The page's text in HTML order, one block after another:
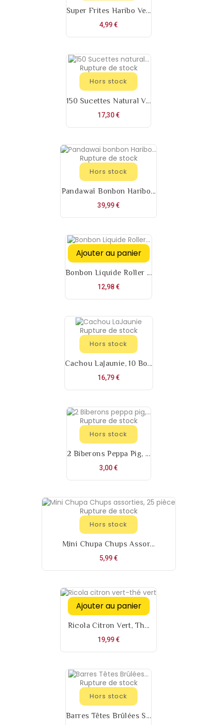
Super Frites Haribo Ve...
4,99 €Prix
Rupture de stock
Hors stock
150 Sucettes Natural V...
17,30 €Prix
Rupture de stock
Hors stock
Pandawaï Bonbon Haribo...
39,99 €Prix
Ajouter au panier
Bonbon Liquide Roller ...
12,98 €Prix
Rupture de stock
Hors stock
Cachou LaJaunie, 10 Bo...
16,79 €Prix
Rupture de stock
Hors stock
2 Biberons Peppa Pig, ...
3,00 €Prix
Rupture de stock
Hors stock
Mini Chupa Chups Assor...
5,99 €Prix
Ajouter au panier
Ricola Citron Vert, Th...
19,99 €Prix
Rupture de stock
Hors stock
Barres Têtes Brûlées S...